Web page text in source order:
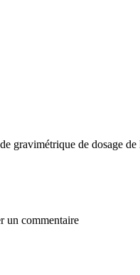
gravimétrique de dosage
un commentaire